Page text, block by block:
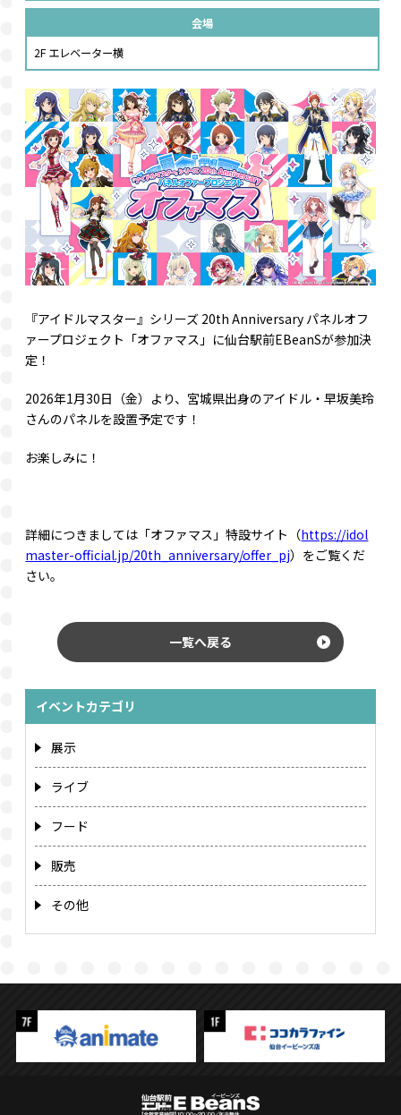
会場
2F エレベーター横
『アイドルマスター』シリーズ 20th Anniversary パネルオフ
ァープロジェクト「オファマス」に仙台駅前EBeanSが参加決
定！
2026年1月30日（金）より、宮城県出身のアイドル・早坂美玲
さんのパネルを設置予定です！
お楽しみに！
詳細につきましては「オファマス」特設サイト（https://idol
master-official.jp/20th_anniversary/offer_pj）をご覧くだ
さい。
一覧へ戻る
イベントカテゴリ
展示
ライブ
フード
販売
その他